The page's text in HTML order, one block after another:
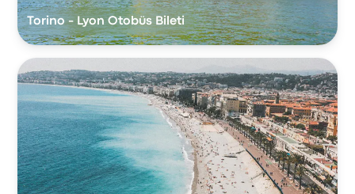
Torino - Lyon Otobüs Bileti